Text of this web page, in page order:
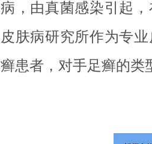
病，由真菌感染引起
皮肤病研究所作为专
癣患者，对手足癣的类